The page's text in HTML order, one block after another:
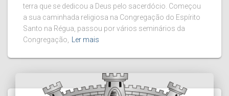
terra que se dedicou a Deus pelo sacerdócio. Começou
a sua caminhada religiosa na Congregação do Espírito
Santo na Régua, passou por vários seminários da
Congregação, Ler mais